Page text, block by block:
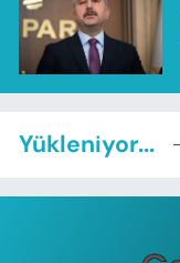
Yükleniyor...